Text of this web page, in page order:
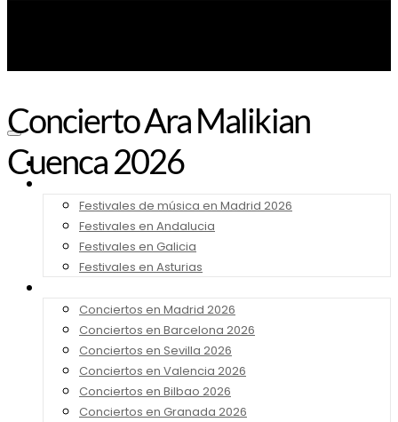
Noticias
Festivales de música en Madrid 2026
Festivales en Andalucia
Festivales en Galicia
Festivales en Asturias
Conciertos en Madrid 2026
Conciertos en Barcelona 2026
Conciertos en Sevilla 2026
Conciertos en Valencia 2026
Conciertos en Bilbao 2026
Conciertos en Granada 2026
Concierto Ara Malikian
Cuenca 2026